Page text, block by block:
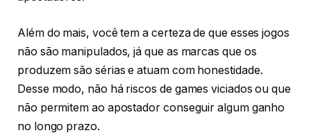
Além do mais, você tem a certeza de que esses jogos
não são manipulados, já que as marcas que os
produzem são sérias e atuam com honestidade.
Desse modo, não há riscos de games viciados ou que
não permitem ao apostador conseguir algum ganho
no longo prazo.